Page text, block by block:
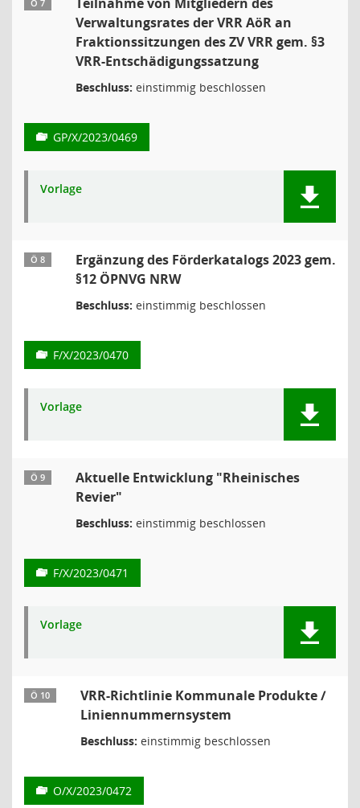
Ö 7
Verwaltungsrates der VRR AöR an
Fraktionssitzungen des ZV VRR gem. §3
VRR-Entschädigungssatzung
Beschluss: einstimmig beschlossen
GP/X/2023/0469
Vorlage
Ö 8
Ergänzung des Förderkatalogs 2023 gem.
§12 ÖPNVG NRW
Beschluss: einstimmig beschlossen
F/X/2023/0470
Vorlage
Ö 9
Aktuelle Entwicklung "Rheinisches
Revier"
Beschluss: einstimmig beschlossen
F/X/2023/0471
Vorlage
Ö 10
VRR-Richtlinie Kommunale Produkte /
Liniennummernsystem
Beschluss: einstimmig beschlossen
O/X/2023/0472